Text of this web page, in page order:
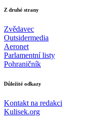
Z druhé strany
Zvědavec
Outsidermedia
Aeronet
Parlamentní listy
Pohraničník
Důležité odkazy
Kontakt na redakci
Kulisek.org